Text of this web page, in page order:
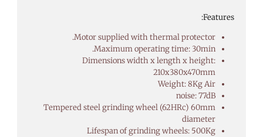
Features:
Motor supplied with thermal protector.
Maximum operating time: 30min.
Dimensions width x length x height:
210x380x470mm
Weight: 8Kg Air
noise: 77dB
Tempered steel grinding wheel (62HRc) 60mm
diameter
Lifespan of grinding wheels: 500Kg